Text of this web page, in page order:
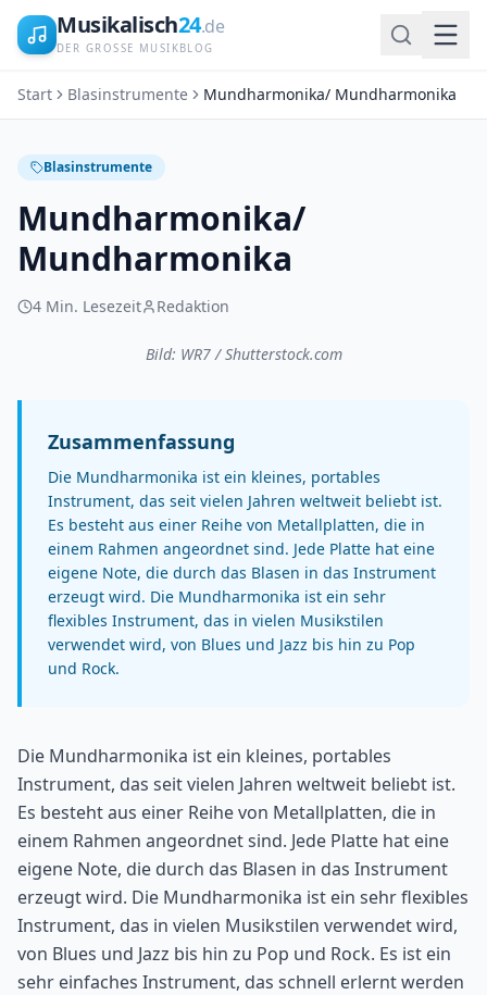
Musikalisch24.de
DER GROSSE MUSIKBLOG
Start Blasinstrumente Mundharmonika/ Mundharmonika
Blasinstrumente
Mundharmonika/
Mundharmonika
4 Min. Lesezeit Redaktion
Bild: WR7 / Shutterstock.com
Zusammenfassung
Die Mundharmonika ist ein kleines, portables
Instrument, das seit vielen Jahren weltweit beliebt ist.
Es besteht aus einer Reihe von Metallplatten, die in
einem Rahmen angeordnet sind. Jede Platte hat eine
eigene Note, die durch das Blasen in das Instrument
erzeugt wird. Die Mundharmonika ist ein sehr
flexibles Instrument, das in vielen Musikstilen
verwendet wird, von Blues und Jazz bis hin zu Pop
und Rock.
Die Mundharmonika ist ein kleines, portables
Instrument, das seit vielen Jahren weltweit beliebt ist.
Es besteht aus einer Reihe von Metallplatten, die in
einem Rahmen angeordnet sind. Jede Platte hat eine
eigene Note, die durch das Blasen in das Instrument
erzeugt wird. Die Mundharmonika ist ein sehr flexibles
Instrument, das in vielen Musikstilen verwendet wird,
von Blues und Jazz bis hin zu Pop und Rock. Es ist ein
sehr einfaches Instrument, das schnell erlernt werden